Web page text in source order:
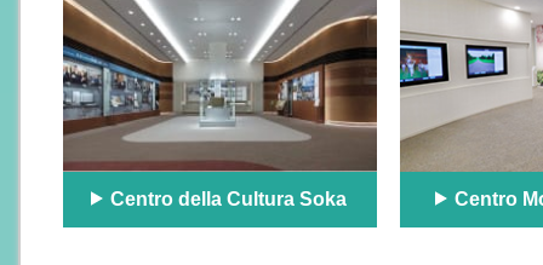
Centro della Cultura Soka Centro